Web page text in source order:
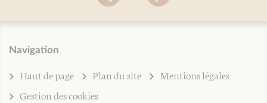
Navigation
Haut de page Plan du site
Mentions légales
Gestion des cookies